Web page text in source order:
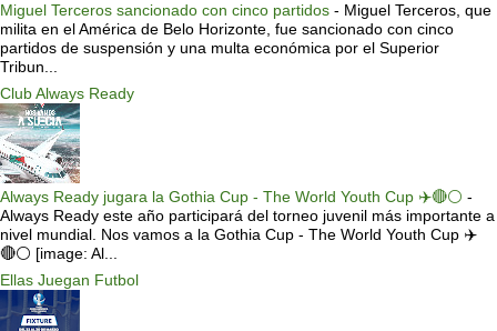
Miguel Terceros sancionado con cinco partidos - Miguel Terceros, que
milita en el América de Belo Horizonte, fue sancionado con cinco
partidos de suspensión y una multa económica por el Superior
Tribun...
Club Always Ready
Always Ready jugara la Gothia Cup - The World Youth Cup ✈️🔴⚪️ -
Always Ready este año participará del torneo juvenil más importante a
nivel mundial. Nos vamos a la Gothia Cup - The World Youth Cup ✈️
🔴⚪️ [image: Al...
Ellas Juegan Futbol